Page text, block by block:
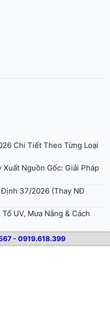
- 0919.618.399
Chi Tiết Theo Từng Loại
Nguồn Gốc: Giải Pháp
Định 37/2026 (Thay NĐ
UV, Mưa Nắng & Cách
Khi Thiết Kế File Cắt Bế